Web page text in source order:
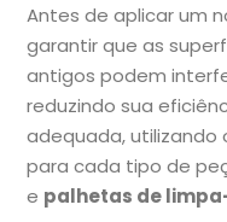
Antes de aplicar um
garantir que as
antigos podem
reduzindo sua
adequada,
para cada tipo de
e palhetas de